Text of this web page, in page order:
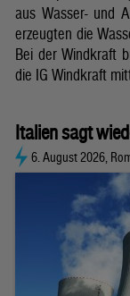
aus Wasser- und
erzeugten die
Bei der Windkraft
die IG Windkraft
Italien sagt
6. August 2026,